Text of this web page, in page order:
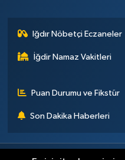
Iğdır Nöbetçi Eczaneler
İğdir Namaz Vakitleri
Puan Durumu ve Fikstür
Son Dakika Haberleri